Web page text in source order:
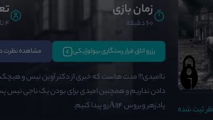
زمان بازی
60 دقیقه 4 تا 8 نفر
رزرو اتاق فرار رستگاری بیولوژیکی مشاهده نظرت
ناامیدی!!! مدت هاست که خبری از دکتر آوین نیس و
دادن نداریم و همچنین امیدی برای بودن یک ناجی
پادزهر ویروس A114رو پیدا کنیم.